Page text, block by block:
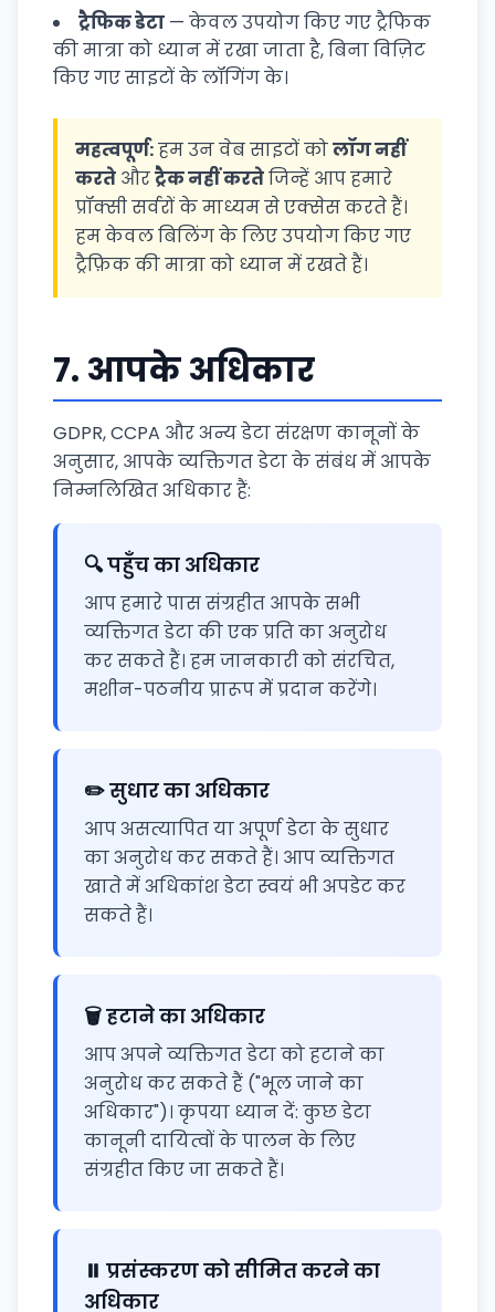
ट्रैफिक डेटा — केवल उपयोग किए गए ट्रैफिक
की मात्रा को ध्यान में रखा जाता है, बिना विज़िट
किए गए साइटों के लॉगिंग के।
महत्वपूर्ण:हम उन वेब साइटों कोलॉग नहीं
करते औरट्रैक नहीं करतेजिन्हें आप हमारे
प्रॉक्सी सर्वरों के माध्यम से एक्सेस करते हैं।
हम केवल बिलिंग के लिए उपयोग किए गए
ट्रैफ़िक की मात्रा को ध्यान में रखते हैं।
7. आपके अधिकार
GDPR, CCPA और अन्य डेटा संरक्षण कानूनों के
अनुसार, आपके व्यक्तिगत डेटा के संबंध में आपके
निम्नलिखित अधिकार हैं:
🔍 पहुँच का अधिकार
आप हमारे पास संग्रहीत आपके सभी
व्यक्तिगत डेटा की एक प्रति का अनुरोध
कर सकते हैं। हम जानकारी को संरचित,
मशीन-पठनीय प्रारूप में प्रदान करेंगे।
✏️ सुधार का अधिकार
आप असत्यापित या अपूर्ण डेटा के सुधार
का अनुरोध कर सकते हैं। आप व्यक्तिगत
खाते में अधिकांश डेटा स्वयं भी अपडेट कर
सकते हैं।
🗑️ हटाने का अधिकार
आप अपने व्यक्तिगत डेटा को हटाने का
अनुरोध कर सकते हैं ("भूल जाने का
अधिकार")। कृपया ध्यान दें: कुछ डेटा
कानूनी दायित्वों के पालन के लिए
संग्रहीत किए जा सकते हैं।
⏸️ प्रसंस्करण को सीमित करने का
अधिकार